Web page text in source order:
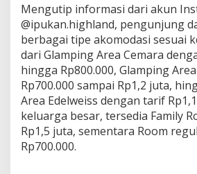
Mengutip informasi dari akun
@ipukan.highland, pengunjung
berbagai tipe akomodasi sesuai
dari Glamping Area Cemara
hingga Rp800.000, Glamping
Rp700.000 sampai Rp1,2 juta,
Area Edelweiss dengan tarif
keluarga besar, tersedia Family
Rp1,5 juta, sementara Room
Rp700.000.